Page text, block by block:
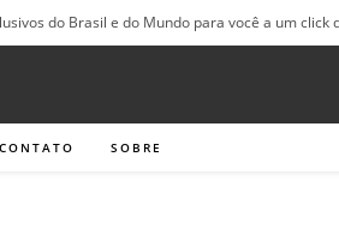
do Brasil e do Mundo para você a um click
CONTATO SOBRE